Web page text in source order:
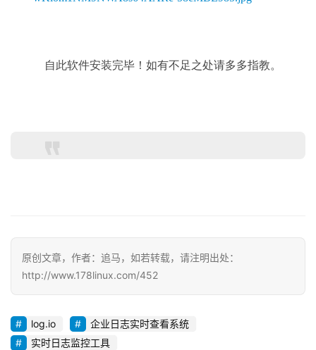
    自此软件安装完毕！如有不足之处请多多指教。
原创文章，作者：追马，如若转载，请注明出处：
http://www.178linux.com/452
log.io
企业日志实时查看系统
实时日志监控工具